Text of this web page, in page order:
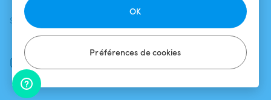
Préférences de cookies
OK
SUIVEZ-NOUS
Facebook
Instagram